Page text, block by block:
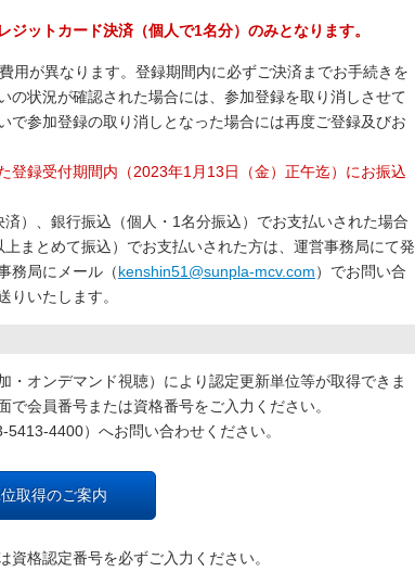
ジットカード決済（個人で1名分）のみとなります。
用が異なります。登録期間内に必ずご決済までお手続きを
の状況が確認された場合には、参加登録を取り消しさせて
で参加登録の取り消しとなった場合には再度ご登録及びお
録受付期間内（2023年1月13日（金）正午迄）にお振込
）、銀行振込（個人・1名分振込）でお支払いされた場合
まとめて振込）でお支払いされた方は、運営事務局にて発
務局にメール（kenshin51@sunpla-mcv.com）でお問い合
りいたします。
・オンデマンド視聴）により認定更新単位等が取得できま
会員番号または資格番号をご入力ください。
4400）へお問い合わせください。
取得のご案内
格認定番号を必ずご入力ください。